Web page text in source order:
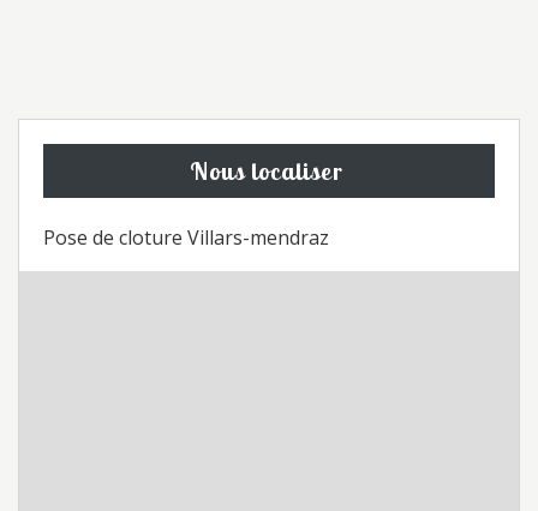
Nous localiser
Pose de cloture Villars-mendraz